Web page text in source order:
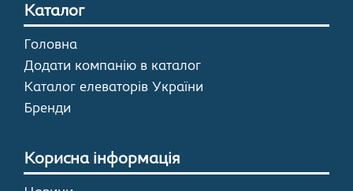
Каталог
Головна
Додати компанію в каталог
Каталог елеваторів України
Бренди
Корисна інформація